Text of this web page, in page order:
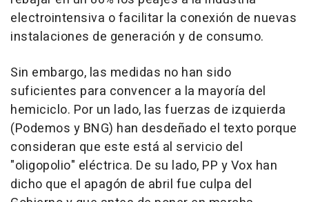
electrointensiva o facilitar la conexión de nuevas
instalaciones de generación y de consumo.
Sin embargo, las medidas no han sido
suficientes para convencer a la mayoría del
hemiciclo. Por un lado, las fuerzas de izquierda
(Podemos y BNG) han desdeñado el texto porque
consideran que este está al servicio del
"oligopolio" eléctrica. De su lado, PP y Vox han
dicho que el apagón de abril fue culpa del